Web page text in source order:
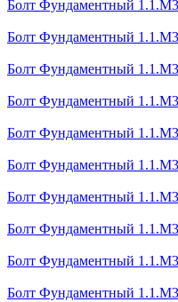
Болт Фундаментный
Болт Фундаментный
Болт Фундаментный
Болт Фундаментный
Болт Фундаментный
Болт Фундаментный
Болт Фундаментный
Болт Фундаментный
Болт Фундаментный
Болт Фундаментный